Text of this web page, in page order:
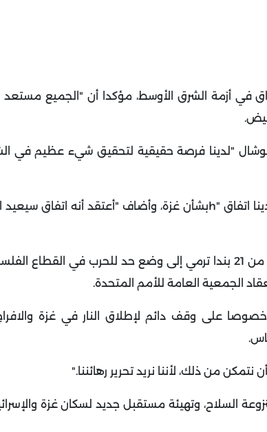
في أزمة الشرق الأوسط، مؤكدا أن "الجميع
.
"لدينا فرصة حقيقية لتحقيق شيء عظيم في
اتفاق h"بشأن غزة، وأضاف "أعتقد أنه اتفاق سيعيد
يأتي ذلك بعد أيام قليلة على كشف الرئيس الأميركي خطة مؤلفة من 21 بندا ترمي إلى وضع حد للحرب
الجمعية العامة للأمم المتحدة.
على وقف دائم لإطلاق النار في غزة
.
من ذلك، لأننا نريد تحرير رهائننا".
السلاح، وتهيئة مستقبل جديد لسكان غزة